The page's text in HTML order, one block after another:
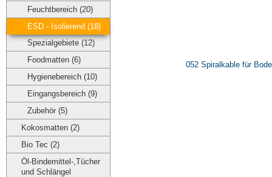
Feuchtbereich (20)
ESD - Isolierend (18)
Spezialgebiete (12)
Foodmatten (6)
Hygienebereich (10)
Eingangsbereich (9)
Zubehör (5)
Kokosmatten (2)
Bio Tec (2)
Öl-Bindemittel-,Tücher
und Schlängel